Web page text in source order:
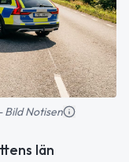
Bild Notisen
län